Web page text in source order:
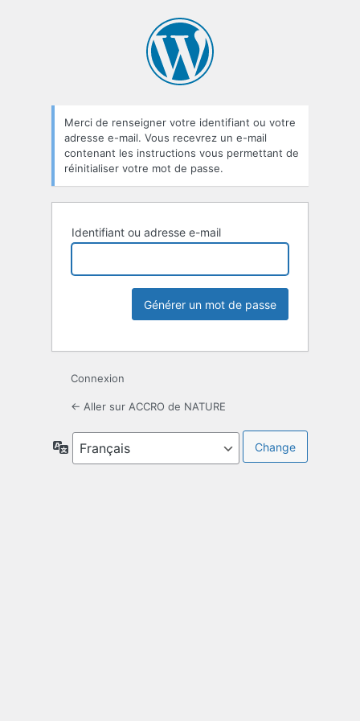
Merci de renseigner votre identifiant ou votre
adresse e-mail. Vous recevrez un e-mail
contenant les instructions vous permettant de
réinitialiser votre mot de passe.
Identifiant ou adresse e-mail
Connexion
← Aller sur ACCRO de NATURE
Langue